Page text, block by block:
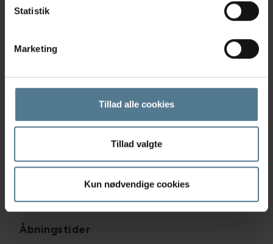
Statistik
Marketing
Tillad alle cookies
Tillad valgte
Kun nødvendige cookies
Mandag - fredag
08.00 - 17.00
70230004
Følg os på
Rosenholm Dyreklinik
Løgtenvej 18, 8543 Hornslet
70230004
dyrlaegen@dine-dyr.dk
Åbningstider